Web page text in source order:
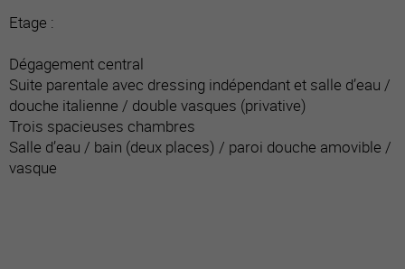
Etage :
Dégagement central
Suite parentale avec dressing indépendant et salle d’eau /
douche italienne / double vasques (privative)
Trois spacieuses chambres
Salle d’eau / bain (deux places) / paroi douche amovible /
vasque